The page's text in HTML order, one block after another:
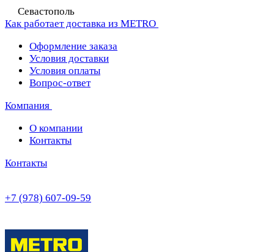
Севастополь
Как работает доставка из METRO
Оформление заказа
Условия доставки
Условия оплаты
Вопрос-ответ
Компания
О компании
Контакты
Контакты
+7 (978) 607-09-59